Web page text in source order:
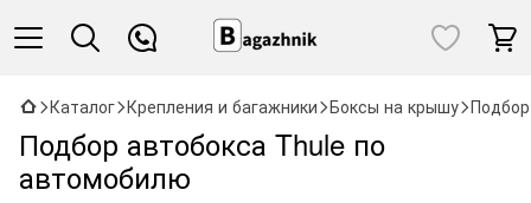
Каталог Крепления и багажники Боксы на крышу
Подбор автобокса Thule по
автомобилю